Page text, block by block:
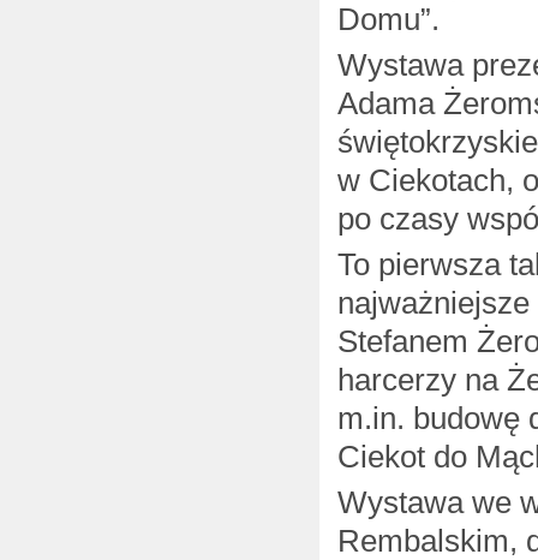
Domu”.
Wystawa
Adama
w Ciekotach,
po czasy
To pierwsza
Stefanem
harcerzy na
m.in. budowę
Ciekot do
Wystawa we
Rembalskim,